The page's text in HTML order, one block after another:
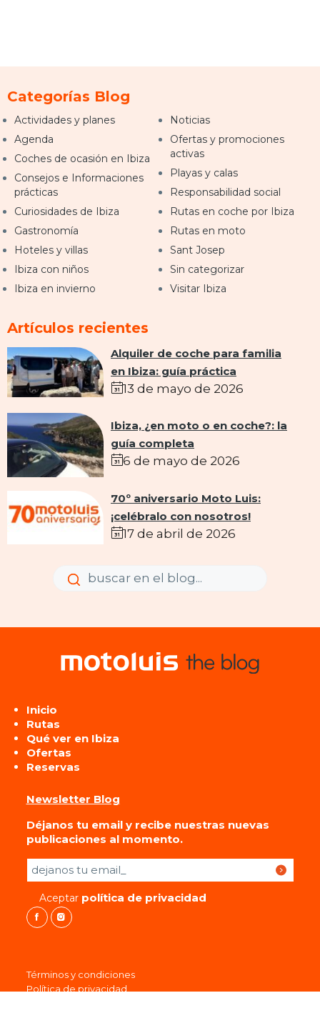
Categorías Blog
Actividades y planes
Agenda
Coches de ocasión en Ibiza
Consejos e Informaciones
prácticas
Curiosidades de Ibiza
Gastronomía
Hoteles y villas
Ibiza con niños
Ibiza en invierno
Noticias
Ofertas y promociones
activas
Playas y calas
Responsabilidad social
Rutas en coche por Ibiza
Rutas en moto
Sant Josep
Sin categorizar
Visitar Ibiza
Artículos recientes
Alquiler de coche para familia
en Ibiza: guía práctica
13 de mayo de 2026
Ibiza, ¿en moto o en coche?: la
guía completa
6 de mayo de 2026
70º aniversario Moto Luis:
¡celébralo con nosotros!
17 de abril de 2026
Enviar
Enviar
Inicio
Rutas
Qué ver en Ibiza
Ofertas
Reservas
Newsletter Blog
Déjanos tu email y recibe nuestras nuevas
publicaciones al momento.
Por favor, deja este campo vacío.
Aceptar política de privacidad
Términos y condiciones
Política de privacidad